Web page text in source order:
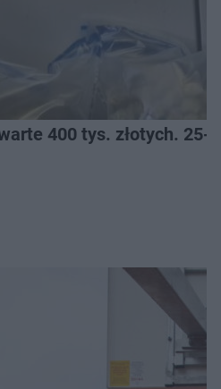
400 tys. złotych.